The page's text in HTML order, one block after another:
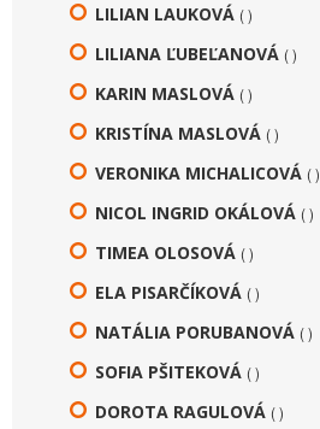
LILIAN LAUKOVÁ ( )
LILIANA ĽUBEĽANOVÁ ( )
KARIN MASLOVÁ ( )
KRISTÍNA MASLOVÁ ( )
VERONIKA MICHALICOVÁ ( )
NICOL INGRID OKÁLOVÁ ( )
TIMEA OLOSOVÁ ( )
ELA PISARČÍKOVÁ ( )
NATÁLIA PORUBANOVÁ ( )
SOFIA PŠITEKOVÁ ( )
DOROTA RAGULOVÁ ( )